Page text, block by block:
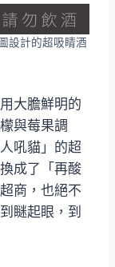
設計的超吸睛酒
大膽鮮明的
與莓果調
吼貓」的超
成了「再酸
商，也絕不
瞇起眼，到